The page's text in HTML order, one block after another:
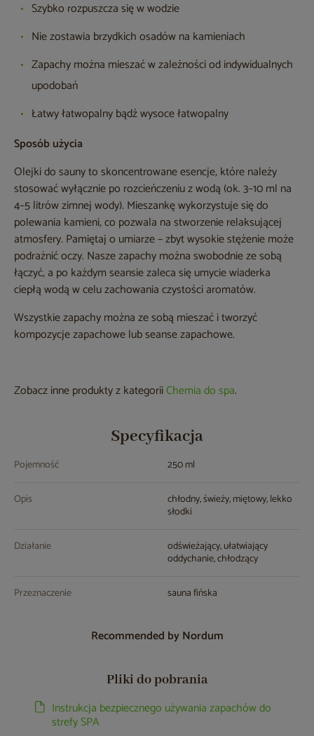
Szybko rozpuszcza się w wodzie
Nie zostawia brzydkich osadów na kamieniach
Zapachy można mieszać w zależności od indywidualnych
upodobań
Łatwy łatwopalny bądź wysoce łatwopalny
Sposób użycia
Olejki do sauny to skoncentrowane esencje, które należy
stosować wyłącznie po rozcieńczeniu z wodą (ok. 3–10 ml na
4–5 litrów zimnej wody). Mieszankę wykorzystuje się do
polewania kamieni, co pozwala na stworzenie relaksującej
atmosfery. Pamiętaj o umiarze – zbyt wysokie stężenie może
podrażnić oczy. Nasze zapachy można swobodnie ze sobą
łączyć, a po każdym seansie zaleca się umycie wiaderka
ciepłą wodą w celu zachowania czystości aromatów.
Wszystkie zapachy można ze sobą mieszać i tworzyć
kompozycje zapachowe lub seanse zapachowe.
Zobacz inne produkty z kategoriiChemia do spa.
Specyfikacja
Pojemność 250 ml
Opis chłodny, świeży, miętowy, lekko
słodki
Działanie odświeżający, ułatwiający
oddychanie, chłodzący
Przeznaczenie sauna fińska
Recommended by Nordum
Pliki do pobrania
Instrukcja bezpiecznego używania zapachów do
strefy SPA